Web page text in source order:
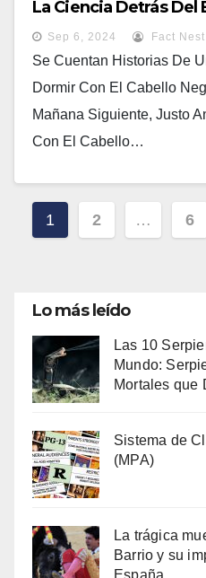
La Ciencia Detrás
Del Cabello
Sep 6, 2024 Fact
Se Cuentan Historias De
Dormir Con El Cabello
Mañana Siguiente, Justo
Con El Cabello…
Paginación
De
1 2 … 6
Lo más leído
Las 10
Mundo:
Mortales que
Sistema de
(MPA)
La trágica
Barrio y su
España